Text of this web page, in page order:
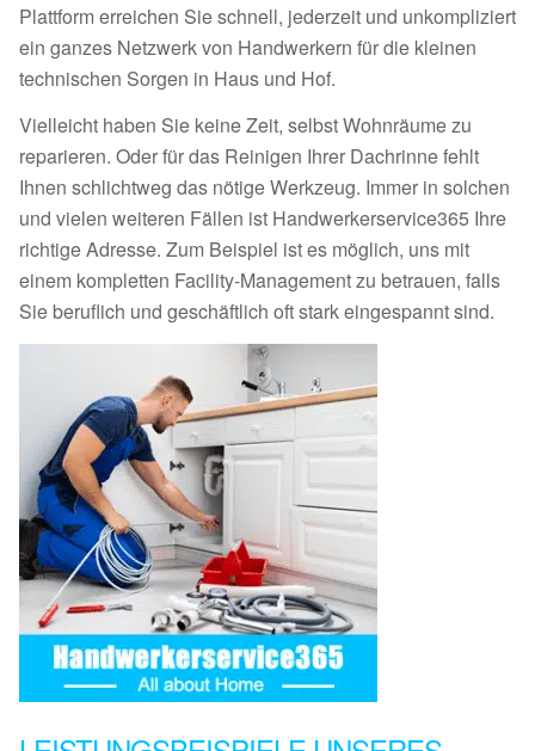
Plattform erreichen Sie schnell, jederzeit und unkompliziert
ein ganzes Netzwerk von Handwerkern für die kleinen
technischen Sorgen in Haus und Hof.
Vielleicht haben Sie keine Zeit, selbst Wohnräume zu
reparieren. Oder für das Reinigen Ihrer Dachrinne fehlt
Ihnen schlichtweg das nötige Werkzeug. Immer in solchen
und vielen weiteren Fällen ist Handwerkerservice365 Ihre
richtige Adresse. Zum Beispiel ist es möglich, uns mit
einem kompletten Facility-Management zu betrauen, falls
Sie beruflich und geschäftlich oft stark eingespannt sind.